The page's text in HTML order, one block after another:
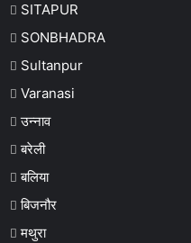
SITAPUR
SONBHADRA
Sultanpur
Varanasi
उन्नाव
बरेली
बलिया
बिजनौर
मथुरा